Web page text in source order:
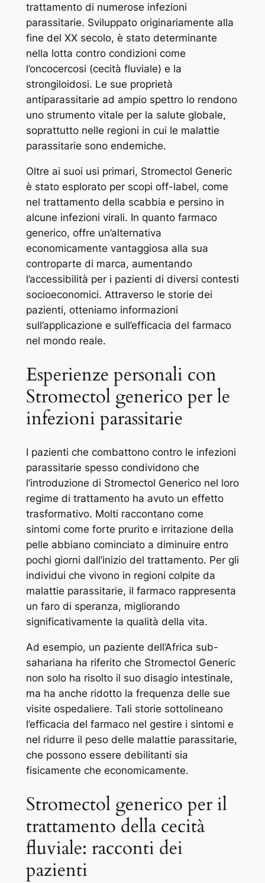
trattamento di numerose infezioni
parassitarie. Sviluppato originariamente alla
fine del XX secolo, è stato determinante
nella lotta contro condizioni come
l’oncocercosi (cecità fluviale) e la
strongiloidosi. Le sue proprietà
antiparassitarie ad ampio spettro lo rendono
uno strumento vitale per la salute globale,
soprattutto nelle regioni in cui le malattie
parassitarie sono endemiche.
Oltre ai suoi usi primari, Stromectol Generic
è stato esplorato per scopi off-label, come
nel trattamento della scabbia e persino in
alcune infezioni virali. In quanto farmaco
generico, offre un’alternativa
economicamente vantaggiosa alla sua
controparte di marca, aumentando
l’accessibilità per i pazienti di diversi contesti
socioeconomici. Attraverso le storie dei
pazienti, otteniamo informazioni
sull’applicazione e sull’efficacia del farmaco
nel mondo reale.
Esperienze personali con
Stromectol generico per le
infezioni parassitarie
I pazienti che combattono contro le infezioni
parassitarie spesso condividono che
l’introduzione di Stromectol Generico nel loro
regime di trattamento ha avuto un effetto
trasformativo. Molti raccontano come
sintomi come forte prurito e irritazione della
pelle abbiano cominciato a diminuire entro
pochi giorni dall’inizio del trattamento. Per gli
individui che vivono in regioni colpite da
malattie parassitarie, il farmaco rappresenta
un faro di speranza, migliorando
significativamente la qualità della vita.
Ad esempio, un paziente dell’Africa sub-
sahariana ha riferito che Stromectol Generic
non solo ha risolto il suo disagio intestinale,
ma ha anche ridotto la frequenza delle sue
visite ospedaliere. Tali storie sottolineano
l’efficacia del farmaco nel gestire i sintomi e
nel ridurre il peso delle malattie parassitarie,
che possono essere debilitanti sia
fisicamente che economicamente.
Stromectol generico per il
trattamento della cecità
fluviale: racconti dei
pazienti